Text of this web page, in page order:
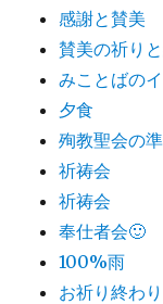
感謝と賛美
賛美の祈り
みことばの
夕食
殉教聖会の
祈祷会
祈祷会
奉仕者会🙂
100%雨
お祈り終わり